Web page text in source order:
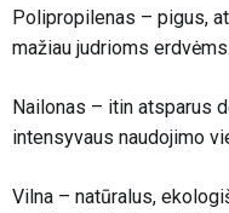
Polipropilenas – pigus,
mažiau judrioms erdvėms.
Nailonas – itin atsparus
intensyvaus naudojimo
Vilna – natūralus,